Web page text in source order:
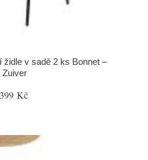
židle v sadě 2 ks Bonnet –
Zuiver
Kč